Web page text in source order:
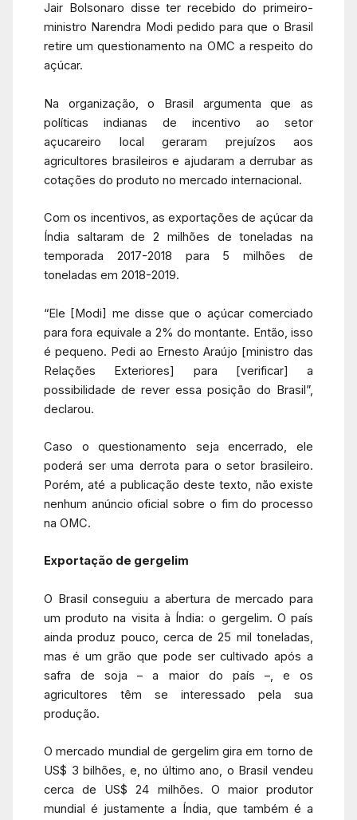
Jair Bolsonaro disse ter recebido do primeiro-
ministro Narendra Modi pedido para que o Brasil
retire um questionamento na OMC a respeito do
açúcar.
Na organização, o Brasil argumenta que as
políticas indianas de incentivo ao setor
açucareiro local geraram prejuízos aos
agricultores brasileiros e ajudaram a derrubar as
cotações do produto no mercado internacional.
Com os incentivos, as exportações de açúcar da
Índia saltaram de 2 milhões de toneladas na
temporada 2017-2018 para 5 milhões de
toneladas em 2018-2019.
“Ele [Modi] me disse que o açúcar comerciado
para fora equivale a 2% do montante. Então, isso
é pequeno. Pedi ao Ernesto Araújo [ministro das
Relações Exteriores] para [verificar] a
possibilidade de rever essa posição do Brasil”,
declarou.
Caso o questionamento seja encerrado, ele
poderá ser uma derrota para o setor brasileiro.
Porém, até a publicação deste texto, não existe
nenhum anúncio oficial sobre o fim do processo
na OMC.
Exportação de gergelim
O Brasil conseguiu a abertura de mercado para
um produto na visita à Índia: o gergelim. O país
ainda produz pouco, cerca de 25 mil toneladas,
mas é um grão que pode ser cultivado após a
safra de soja – a maior do país –, e os
agricultores têm se interessado pela sua
produção.
O mercado mundial de gergelim gira em torno de
US$ 3 bilhões, e, no último ano, o Brasil vendeu
cerca de US$ 24 milhões. O maior produtor
mundial é justamente a Índia, que também é a